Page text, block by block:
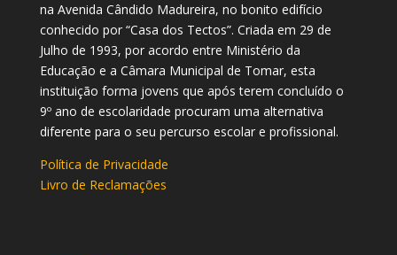
na Avenida Cândido Madureira, no bonito edifício
conhecido por “Casa dos Tectos”. Criada em 29 de
Julho de 1993, por acordo entre Ministério da
Educação e a Câmara Municipal de Tomar, esta
instituição forma jovens que após terem concluído o
9º ano de escolaridade procuram uma alternativa
diferente para o seu percurso escolar e profissional.
Política de Privacidade
Livro de Reclamações